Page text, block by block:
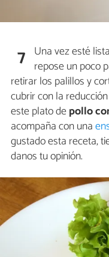
7 Una vez esté
repose un poco
retirar los palillos y
cubrir con la
este plato depollo
acompaña con una
gustado esta receta,
danos tu opinión.